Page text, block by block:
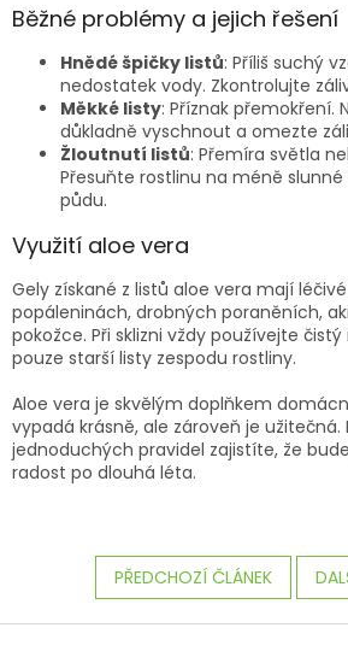
Běžné problémy a jejich řešení
Hnědé špičky listů: Příliš suchý
nedostatek vody. Zkontrolujte
Měkké listy: Příznak přemokření.
důkladně vyschnout a omezte
Žloutnutí listů: Přemíra světla
Přesuňte rostlinu na méně
půdu.
Využití aloe vera
Gely získané z listů aloe vera mají
popáleninách, drobných poraněních,
pokožce. Při sklizni vždy používejte
pouze starší listy zespodu rostliny.
Aloe vera je skvělým doplňkem
vypadá krásně, ale zároveň je
jednoduchých pravidel zajistíte, že
radost po dlouhá léta.
PŘEDCHOZÍ ČLÁNEK
Z